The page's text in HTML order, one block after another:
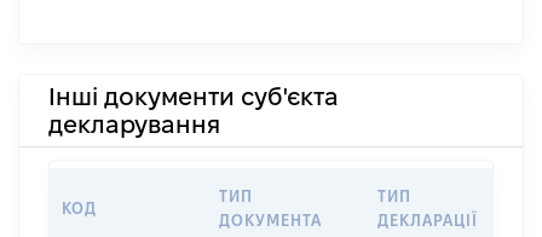
Інші документи суб'єкта
декларування
КОД
ТИП
ДОКУМЕНТА
ТИП
ДЕКЛАРАЦІЇ